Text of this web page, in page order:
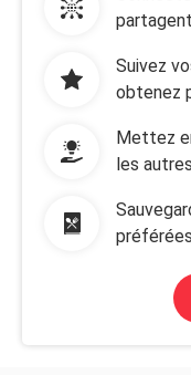
Suivez
obtenez
Mettez
les